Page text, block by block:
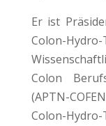
Er ist
Colon-
Colon
(APTN-
Colon-